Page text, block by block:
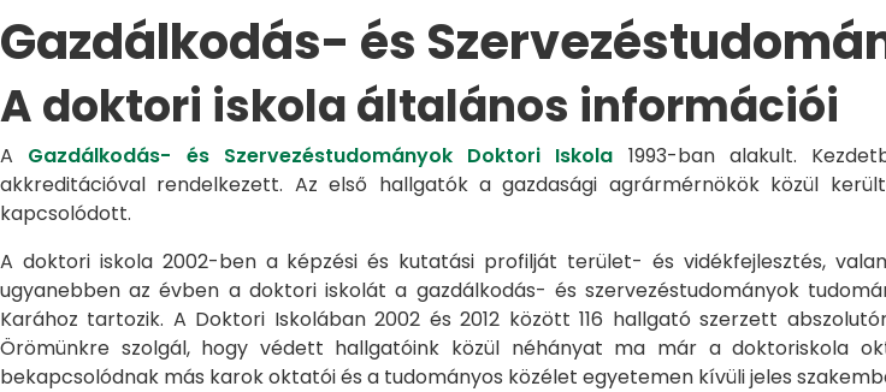
Gazdálkodás- és
A doktori iskola általános információi
A Gazdálkodás- és Szervezéstudományok Doktori Iskola 1993-ban alakult.
akkreditációval rendelkezett. Az első hallgatók a gazdasági agrármérnökök közül
kapcsolódott.
A doktori iskola 2002-ben a képzési és kutatási profilját terület- és vidékfejlesztés,
ugyanebben az évben a doktori iskolát a gazdálkodás- és szervezéstudományok
Karához tartozik. A Doktori Iskolában 2002 és 2012 között 116 hallgató szerzett
Örömünkre szolgál, hogy védett hallgatóink közül néhányat ma már a doktoriskola
bekapcsolódnak más karok oktatói és a tudományos közélet egyetemen kívüli jeles